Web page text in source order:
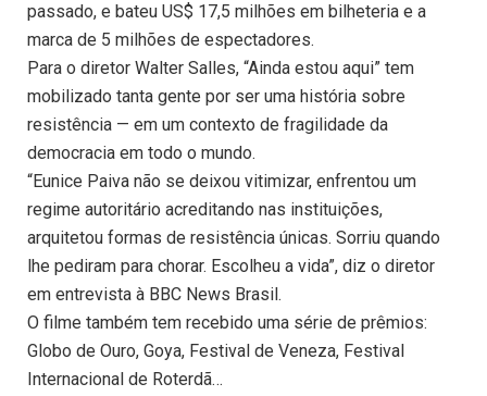
passado, e bateu US$ 17,5 milhões em bilheteria e a
marca de 5 milhões de espectadores.
Para o diretor Walter Salles, “Ainda estou aqui” tem
mobilizado tanta gente por ser uma história sobre
resistência — em um contexto de fragilidade da
democracia em todo o mundo.
“Eunice Paiva não se deixou vitimizar, enfrentou um
regime autoritário acreditando nas instituições,
arquitetou formas de resistência únicas. Sorriu quando
lhe pediram para chorar. Escolheu a vida”, diz o diretor
em entrevista à BBC News Brasil.
O filme também tem recebido uma série de prêmios:
Globo de Ouro, Goya, Festival de Veneza, Festival
Internacional de Roterdã…